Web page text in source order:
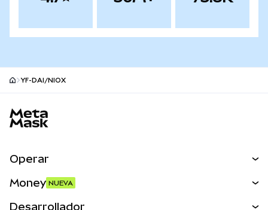
YF-DAI/NIOX
Operar
Money NUEVA
Desarrollador